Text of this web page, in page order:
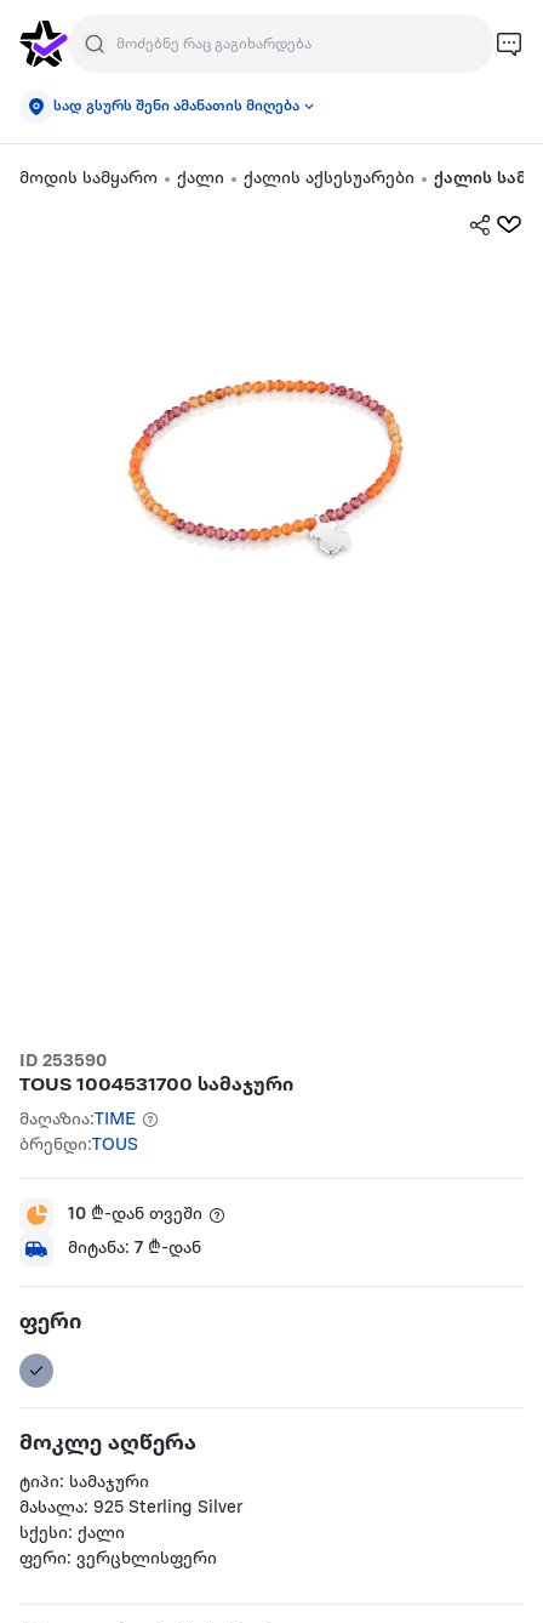
სად გსურს შენი ამანათის მიღება
მოდის სამყარო ქალი ქალის აქსესუარები ქალის
ID 253590
TOUS 1004531700 სამაჯური
მაღაზია:TIME
ბრენდი:TOUS
10 ₾-დან თვეში
მიტანა: 7 ₾-დან
ფერი
მოკლე აღწერა
ტიპი: სამაჯური
მასალა: 925 Sterling Silver
სქესი: ქალი
ფერი: ვერცხლისფერი